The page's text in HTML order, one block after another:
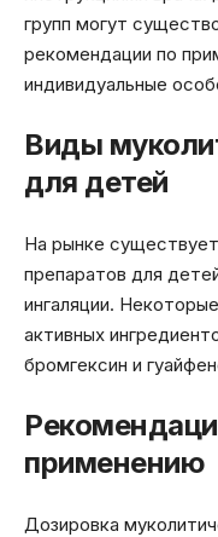
групп могут
рекомендации по
индивидуальные
Виды
для детей
На рынке
препаратов для
ингаляции.
активных
бромгексин и
применению
Дозировка